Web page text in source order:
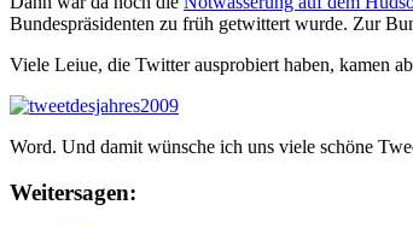
Bundespräsidenten zu früh getwittert wurde. Zur
Viele Leiue, die Twitter ausprobiert haben, kamen
Word. Und damit wünsche ich uns viele schöne
Weitersagen: